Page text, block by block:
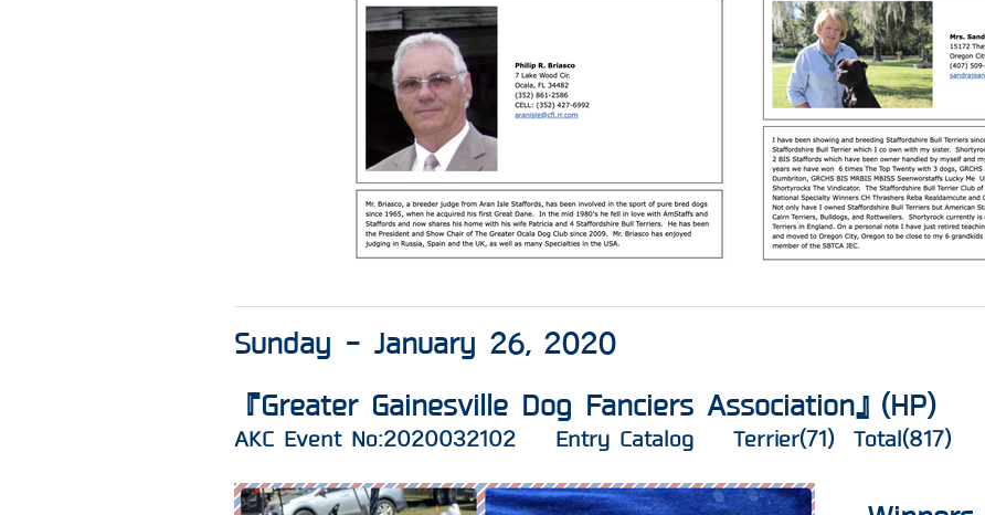
Sunday - January 26, 2020
『Greater Gainesville Dog Fanciers Association』( HP)
AKC Event No:2020032102 Entry Catalog Terrier(71) Total(817)